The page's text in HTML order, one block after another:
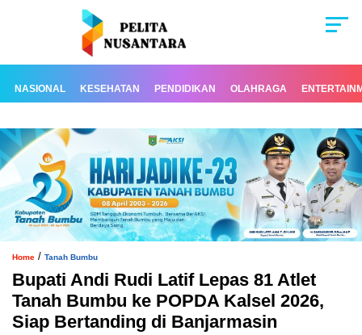
NASIONAL KESEHATAN PENDIDIKAN OLAHRAGA
Home / Tanah Bumbu
Bupati Andi Rudi Latif Lepas 81 Atlet
Tanah Bumbu ke POPDA Kalsel 2026,
Siap Bertanding di Banjarmasin